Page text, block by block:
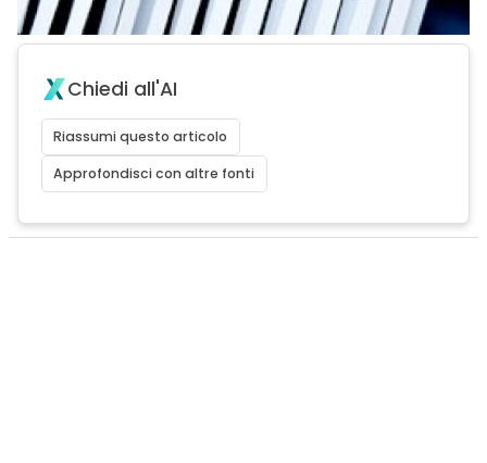
Chiedi all'AI
Riassumi questo articolo
Approfondisci con altre fonti